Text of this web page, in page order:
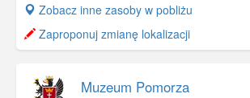
+
−
Zobacz inne zasoby w pobliżu
Zaproponuj zmianę lokalizacji
Muzeum Pomorza